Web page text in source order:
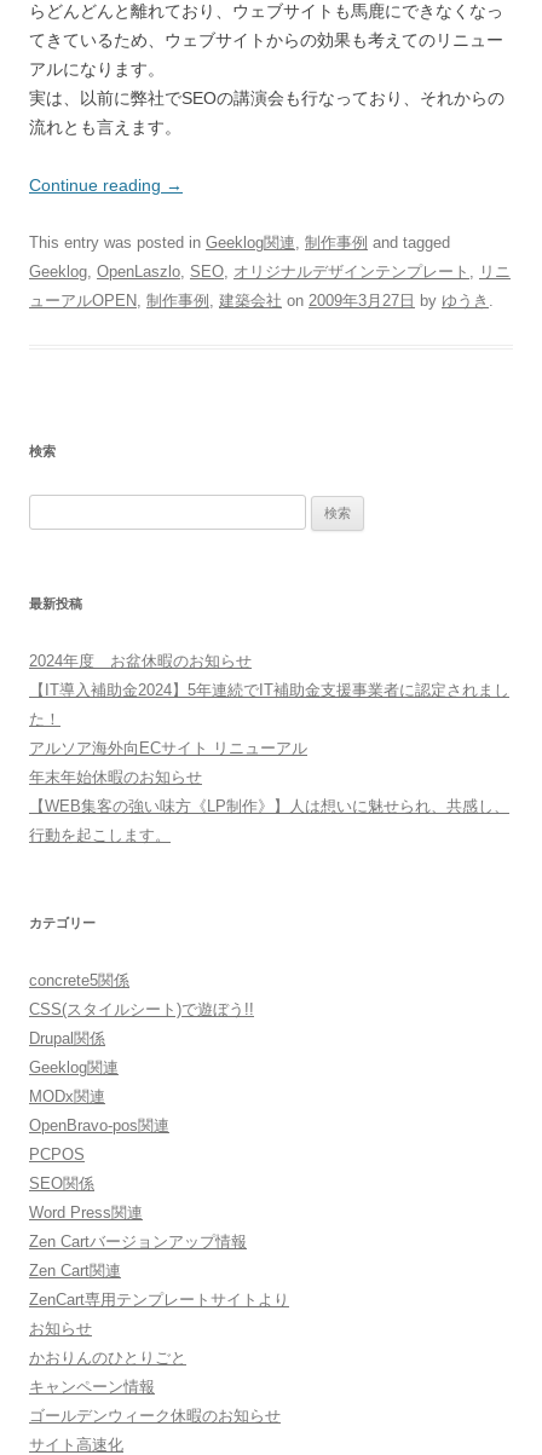
らどんどんと離れており、ウェブサイトも馬鹿にできなくなっ
てきているため、ウェブサイトからの効果も考えてのリニュー
アルになります。
実は、以前に弊社でSEOの講演会も行なっており、それからの
流れとも言えます。
Continue reading →
This entry was posted in Geeklog関連, 制作事例 and tagged
Geeklog, OpenLaszlo, SEO, オリジナルデザインテンプレート , リニ
ューアルOPEN, 制作事例 , 建築会社 on 2009年3月27日 by ゆうき .
検索
最新投稿
2024年度 お盆休暇のお知らせ
【IT導入補助金2024】5年連続でIT補助金支援事業者に認定されまし
た！
アルソア海外向ECサイト リニューアル
年末年始休暇のお知らせ
【WEB集客の強い味方《LP制作》】人は想いに魅せられ、共感し、
行動を起こします。
カテゴリー
concrete5関係
CSS(スタイルシート)で遊ぼう!!
Drupal関係
Geeklog関連
MODx関連
OpenBravo-pos関連
PCPOS
SEO関係
Word Press関連
Zen Cartバージョンアップ情報
Zen Cart関連
ZenCart専用テンプレートサイトより
お知らせ
かおりんのひとりごと
キャンペーン情報
ゴールデンウィーク休暇のお知らせ
サイト高速化